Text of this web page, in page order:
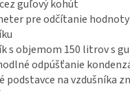
guľový kohút
pre odčítanie
s objemom 150 litrov s
odpúšťanie
podstavce na vzdušníka